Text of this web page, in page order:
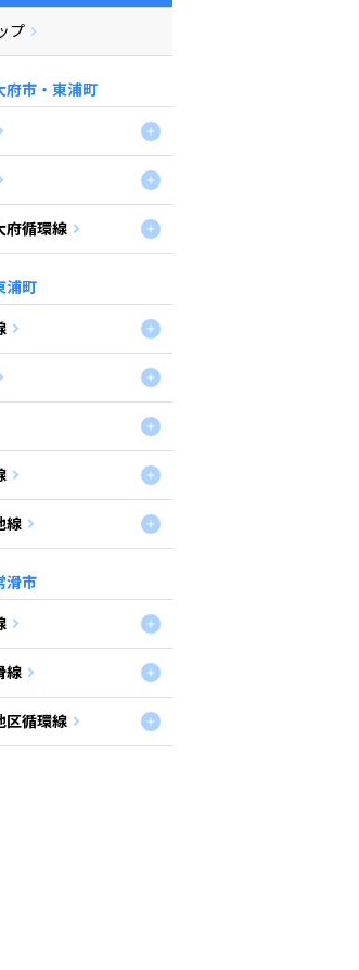
プ
府市・東浦町
府循環線
浦町
線
滑市
線
区循環線